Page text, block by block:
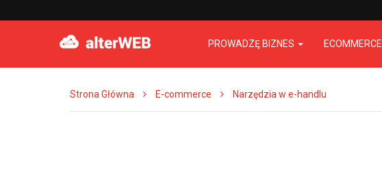
PROWADZĘ BIZNES ECOMMERCE
Strona Główna E-commerce Narzędzia w e-handlu